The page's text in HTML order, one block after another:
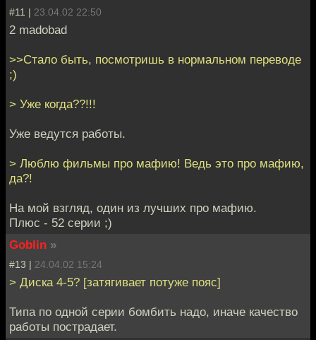
#11 | 23.04.02 22:50
2 madobad
>>Стало быть, посмотришь в нормальном переводе
;)
> Уже когда??!!!
Уже ведутся работы.
> Люблю фильмы про мафию! Ведь это про мафию,
да?!
На мой взгляд, один из лучших про мафию.
Плюс - 52 серии ;)
Goblin »
#13 | 24.04.02 15:24
> Диска 4-5? [затягивает потуже пояс]
Типа по одной серии бомбить надо, иначе качество
работы пострадает.